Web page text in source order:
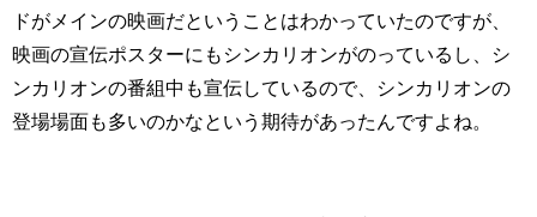
ドがメインの映画だということはわかっていたのですが、
映画の宣伝ポスターにもシンカリオンがのっているし、シ
ンカリオンの番組中も宣伝しているので、シンカリオンの
登場場面も多いのかなという期待があったんですよね。